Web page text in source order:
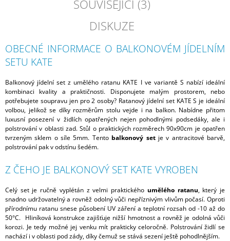
SOUVISEJÍCÍ (3)
DISKUZE
OBECNÉ INFORMACE O BALKONOVÉM JÍDELNÍM
SETU KATE
Balkonový jídelní set z umělého ratanu KATE I ve variantě S nabízí ideální
kombinaci kvality a praktičnosti. Disponujete malým prostorem, nebo
potřebujete soupravu jen pro 2 osoby? Ratanový jídelní set KATE S je ideální
volbou, jelikož se díky rozměrům stolu vejde i na balkon. Nabídne přitom
luxusní posezení v židlích opatřených nejen pohodlnými podsedáky, ale i
polstrování v oblasti zad. Stůl o praktických rozměrech 90x90cm je opatřen
tvrzeným sklem o síle 5mm. Tento balkonový setje v antracitové barvě,
polstrování pak v odstínu šedém.
Z ČEHO JE BALKONOVÝ SET KATE VYROBEN
Celý set je ručně vyplétán z velmi praktického umělého ratanu, který je
snadno udržovatelný a rovněž odolný vůči nepříznivým vlivům počasí. Oproti
přírodnímu ratanu snese působení UV záření a teplotní rozsah od -10 až do
50°C. Hliníková konstrukce zajišťuje nižší hmotnost a rovněž je odolná vůči
korozi. Je tedy možné jej venku mít prakticky celoročně. Polstrování židlí se
nachází i v oblasti pod zády, díky čemuž se stává sezení ještě pohodlnějším.